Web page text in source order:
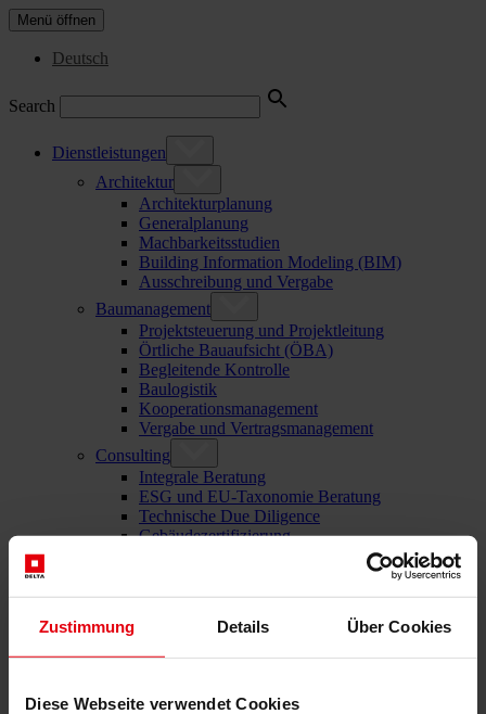
Zustimmung Details Über Cookies
Diese Webseite verwendet Cookies
Menü öffnen
Deutsch
Search
Dienstleistungen
Architektur
Architekturplanung
Generalplanung
Machbarkeitsstudien
Building Information Modeling (BIM)
Ausschreibung und Vergabe
Baumanagement
Projektsteuerung und Projektleitung
Örtliche Bauaufsicht (ÖBA)
Begleitende Kontrolle
Baulogistik
Kooperationsmanagement
Vergabe und Vertragsmanagement
Consulting
Integrale Beratung
ESG und EU-Taxonomie Beratung
Technische Due Diligence
Gebäudezertifizierung
IT Services
Über uns
Karriere